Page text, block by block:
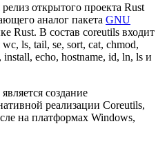
релиз открытого проекта Rust
аналог пакета GNU
Rust. В состав coreutils входит
ls, tail, se, sort, cat, chmod,
echo, hostname, id, ln, ls и
создание
реализации Coreutils,
на платформах Windows,